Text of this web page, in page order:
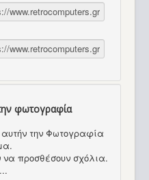
φωτογραφία
την Φωτογραφία
να προσθέσουν σχόλια.